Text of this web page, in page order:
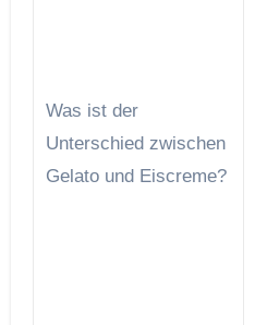
Was ist der
Unterschied zwischen
Gelato und Eiscreme?